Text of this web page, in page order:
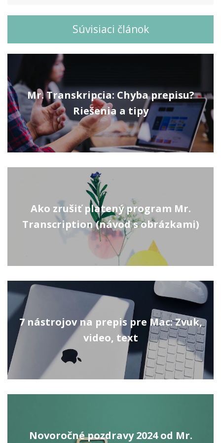
Súvisiaci článok
Mr. Transkripcia: Chyba prepisu?
Riešenia a tipy
Ako zrušiť platený program Mr.
Transcription (návod s obrázkami)
7 nástrojov na prepis pre Mac: Zvuk,
video, text
Novoročné pozdravy 2024 od Mr.